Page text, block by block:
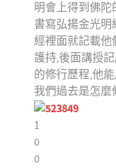
明會上得到佛
書寫弘揚金光明
經裡面就記載他
護持,後面講授
的修行歷程,他
我們過去是怎麼
1
0
0